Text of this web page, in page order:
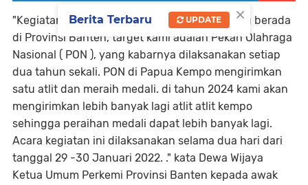
"Kegiatan ini diikuti oleh Kabupaten Kota yang berada
di Provinsi Banten, target kami adalah Pekan Olahraga
Nasional ( PON ), yang kabarnya dilaksanakan setiap
dua tahun sekali. PON di Papua Kempo mengirimkan
satu atlit dan meraih medali. di tahun 2024 kami akan
mengirimkan lebih banyak lagi atlit atlit kempo
sehingga peraihan medali dapat lebih banyak lagi.
Acara kegiatan ini dilaksanakan selama dua hari dari
tanggal 29 -30 Januari 2022. ." kata Dewa Wijaya
Ketua Umum Perkemi Provinsi Banten kepada awak
×
Berita Terbaru UPDATE